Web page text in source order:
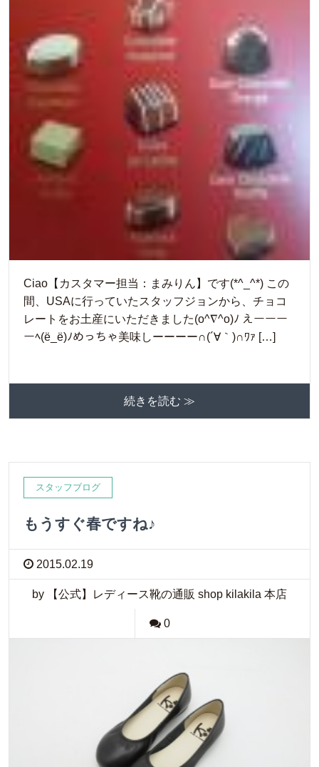
Ciao【カスタマー担当：まみりん】です(*^_^*) この
間、USAに行っていたスタッフジョンから、チョコ
レートをお土産にいただきました(o^∇^o)ﾉ えーーー
ーﾍ(ё_ё)ﾉめっちゃ美味しーーーー∩(´∀｀)∩ﾜｧ […]
続きを読む ≫
スタッフブログ
もうすぐ春ですね♪
2015.02.19
by 【公式】レディース靴の通販 shop kilakila 本店
0